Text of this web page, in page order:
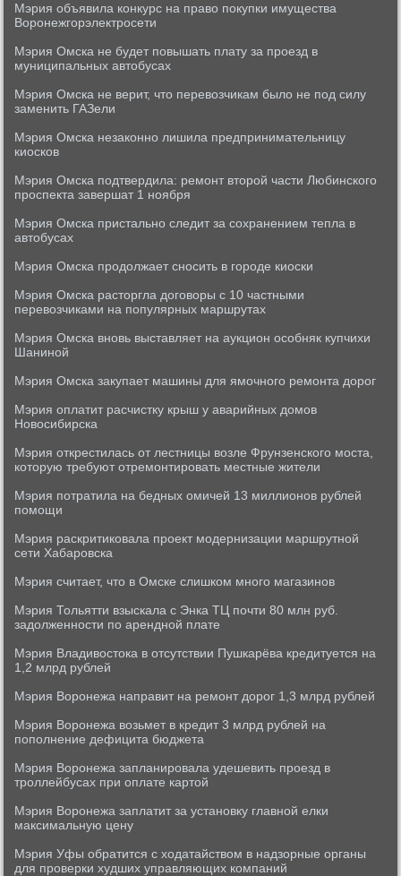
Мэрия объявила конкурс на право покупки имущества
Воронежгорэлектросети
Мэрия Омска не будет повышать плату за проезд в
муниципальных автобусах
Мэрия Омска не верит, что перевозчикам было не под силу
заменить ГАЗели
Мэрия Омска незаконно лишила предпринимательницу
киосков
Мэрия Омска подтвердила: ремонт второй части Любинского
проспекта завершат 1 ноября
Мэрия Омска пристально следит за сохранением тепла в
автобусах
Мэрия Омска продолжает сносить в городе киоски
Мэрия Омска расторгла договоры с 10 частными
перевозчиками на популярных маршрутах
Мэрия Омска вновь выставляет на аукцион особняк купчихи
Шаниной
Мэрия Омска закупает машины для ямочного ремонта дорог
Мэрия оплатит расчистку крыш у аварийных домов
Новосибирска
Мэрия открестилась от лестницы возле Фрунзенского моста,
которую требуют отремонтировать местные жители
Мэрия потратила на бедных омичей 13 миллионов рублей
помощи
Мэрия раскритиковала проект модернизации маршрутной
сети Хабаровска
Мэрия считает, что в Омске слишком много магазинов
Мэрия Тольятти взыскала с Энка ТЦ почти 80 млн руб.
задолженности по арендной плате
Мэрия Владивостока в отсутствии Пушкарёва кредитуется на
1,2 млрд рублей
Мэрия Воронежа направит на ремонт дорог 1,3 млрд рублей
Мэрия Воронежа возьмет в кредит 3 млрд рублей на
пополнение дефицита бюджета
Мэрия Воронежа запланировала удешевить проезд в
троллейбусах при оплате картой
Мэрия Воронежа заплатит за установку главной елки
максимальную цену
Мэрия Уфы обратится с ходатайством в надзорные органы
для проверки худших управляющих компаний